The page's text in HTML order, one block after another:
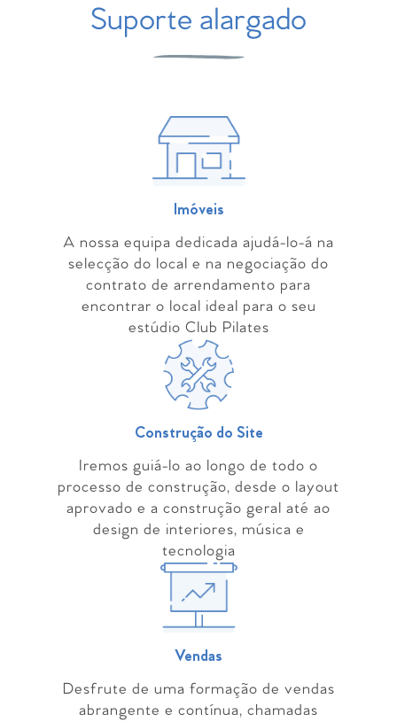
Suporte alargado
Imóveis
A nossa equipa dedicada ajudá-lo-á na
selecção do local e na negociação do
contrato de arrendamento para
encontrar o local ideal para o seu
estúdio Club Pilates
Construção do Site
Iremos guiá-lo ao longo de todo o
processo de construção, desde o layout
aprovado e a construção geral até ao
design de interiores, música e
tecnologia
Vendas
Desfrute de uma formação de vendas
abrangente e contínua, chamadas